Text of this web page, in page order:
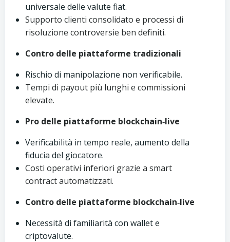
universale delle valute fiat.
Supporto clienti consolidato e processi di
risoluzione controversie ben definiti.
Contro delle piattaforme tradizionali
Rischio di manipolazione non verificabile.
Tempi di payout più lunghi e commissioni
elevate.
Pro delle piattaforme blockchain‑live
Verificabilità in tempo reale, aumento della
fiducia del giocatore.
Costi operativi inferiori grazie a smart
contract automatizzati.
Contro delle piattaforme blockchain‑live
Necessità di familiarità con wallet e
criptovalute.